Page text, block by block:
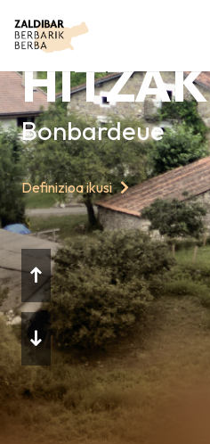
GAURKO
HITZAK
Bonbardeue
Definizioa ikusi